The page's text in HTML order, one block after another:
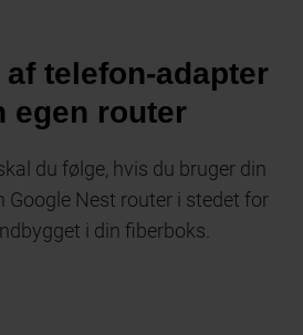
telefon-adapter
egen router
du følge, hvis du bruger din
Google Nest router i stedet for
i din fiberboks.